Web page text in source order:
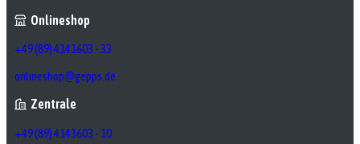
Onlineshop
+49 (89) 4141603 - 33
onlineshop@gepps.de
Zentrale
+49 (89) 4141603 - 10